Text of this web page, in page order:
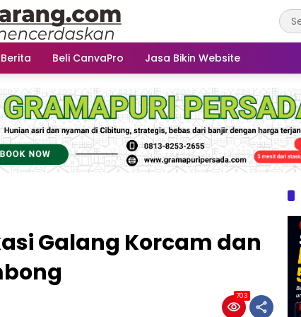
Beli CanvaPro Jasa Bikin Website
Galang Korcam dan
703